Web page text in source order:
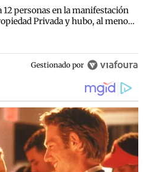
título "La policía arrestó a 12
12 personas en la manifestación
Privada y hubo, al menos,
Gestionado por